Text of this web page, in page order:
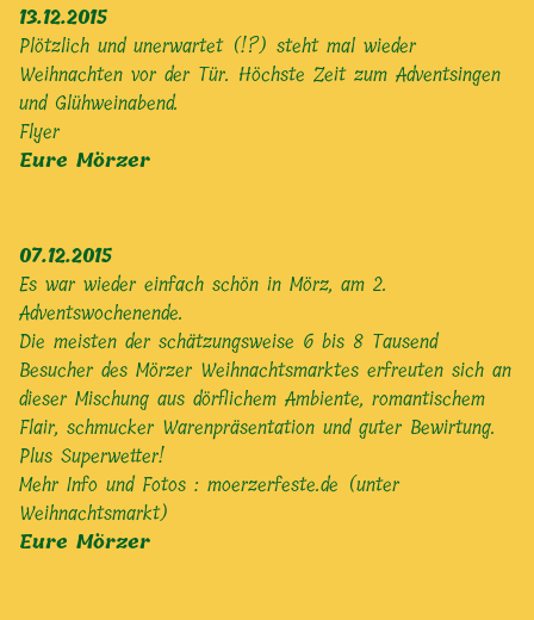
13.12.2015
Plötzlich und unerwartet (!?) steht mal wieder
Weihnachten vor der Tür. Höchste Zeit zum Adventsingen
und Glühweinabend.
Flyer
Eure Mörzer
07.12.2015
Es war wieder einfach schön in Mörz, am 2.
Adventswochenende.
Die meisten der schätzungsweise 6 bis 8 Tausend
Besucher des Mörzer Weihnachtsmarktes erfreuten sich an
dieser Mischung aus dörflichem Ambiente, romantischem
Flair, schmucker Warenpräsentation und guter Bewirtung.
Plus Superwetter!
Mehr Info und Fotos : moerzerfeste.de (unter
Weihnachtsmarkt)
Eure Mörzer